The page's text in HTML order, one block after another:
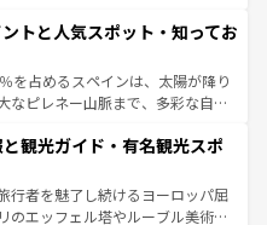
い田園風景やアマルフィ海岸の絶
せない。観光の合間には、本場の
のイタリア料理を堪能することも
夜眠るまで、すべての瞬間を楽し
報はコンテンツ一覧を参照してほ
トと人気スポット・知ってお
を占めるスペインは、太陽が降り
なピレネー山脈まで、多彩な自然
、情熱的なフラメンコ、熱気あふ
いタパスが生活の一部となってい
練された雰囲気や、バルセロナの
、地方では古代ローマ遺跡や中世
観光ガイド・有名観光スポ
行者を魅了し続けるヨーロッパ屈
のエッフェル塔やルーブル美術館